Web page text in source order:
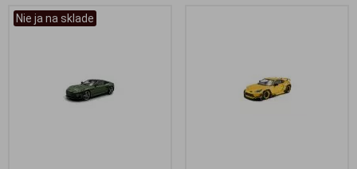
Nie ja na sklade